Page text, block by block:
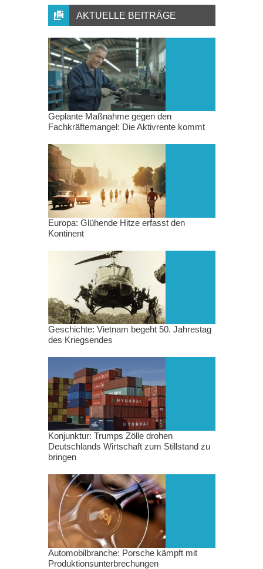
AKTUELLE BEITRÄGE
Geplante Maßnahme gegen den
Fachkräftemangel: Die Aktivrente kommt
Europa: Glühende Hitze erfasst den
Kontinent
Geschichte: Vietnam begeht 50. Jahrestag
des Kriegsendes
Konjunktur: Trumps Zölle drohen
Deutschlands Wirtschaft zum Stillstand zu
bringen
Automobilbranche: Porsche kämpft mit
Produktionsunterbrechungen